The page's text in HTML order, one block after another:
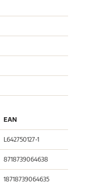
EAN
L642750127-1
8718739064638
18718739064635